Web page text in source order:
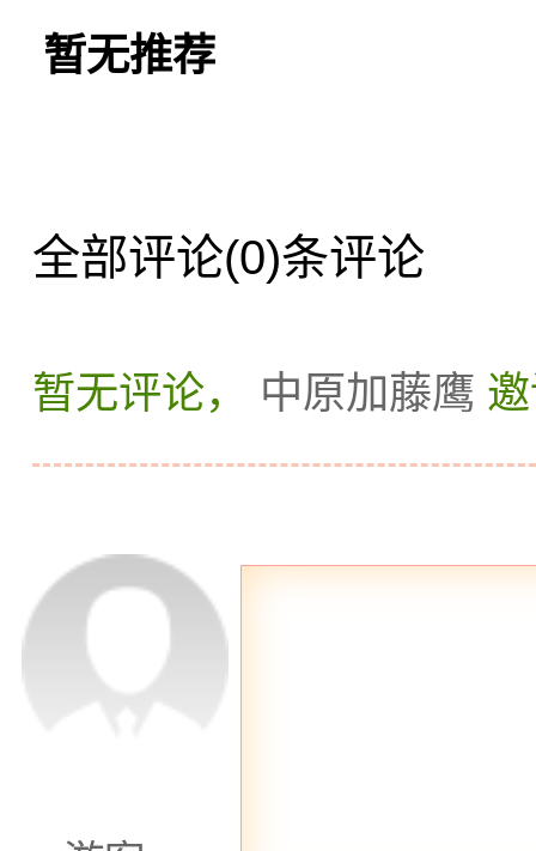
乐。
在这些商务ktv中，
乐，这里都是您放松身
果湖 商务娱乐
暂无推荐
全部评论(0)条评论
暂无评论， 中原加藤鹰